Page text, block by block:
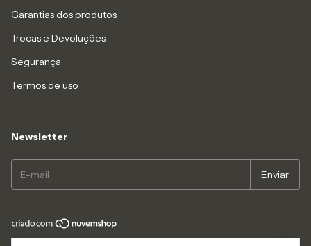
Garantias dos produtos
Trocas e Devoluções
Segurança
Termos de uso
Newsletter
Copyright LIAZZI SHOES LTDA - 54833494000114 - 2026. Todos os direitos